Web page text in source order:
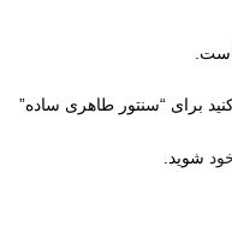
برای “سنتور طاهری ساده”
شوید.